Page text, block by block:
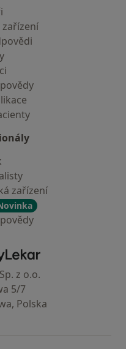
zařízení
- Hlavní stránka
z o.o.
5/7
Polska